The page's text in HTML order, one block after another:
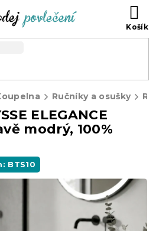
Ručníky a osušky
ELEGANCE
modrý, 100%
BTS10